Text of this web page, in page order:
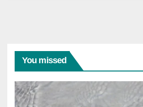
You missed